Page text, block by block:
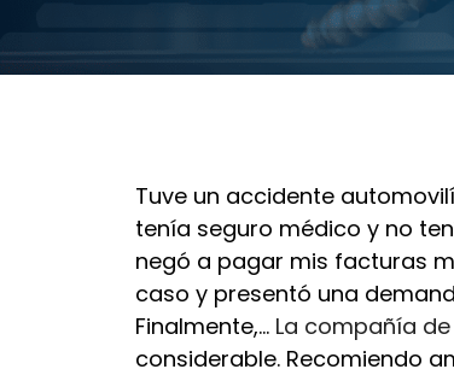
Tuve un accidente
tenía seguro médico y no
negó a pagar mis facturas
caso y presentó una
Finalmente,... La compañía
considerable. Recomiendo